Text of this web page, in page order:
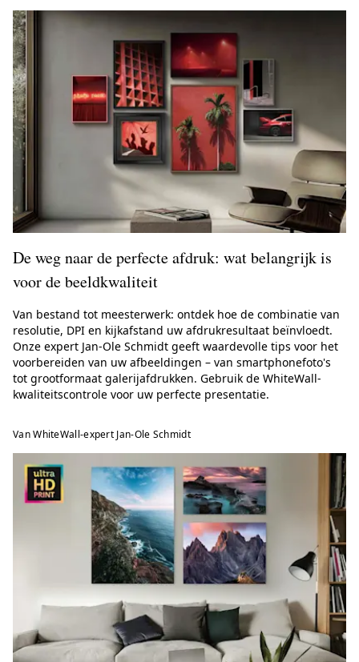
De weg naar de perfecte afdruk: wat belangrijk is
voor de beeldkwaliteit
Van bestand tot meesterwerk: ontdek hoe de combinatie van
resolutie, DPI en kijkafstand uw afdrukresultaat beïnvloedt.
Onze expert Jan-Ole Schmidt geeft waardevolle tips voor het
voorbereiden van uw afbeeldingen – van smartphonefoto's
tot grootformaat galerijafdrukken. Gebruik de WhiteWall-
kwaliteitscontrole voor uw perfecte presentatie.
Van WhiteWall-expert Jan-Ole Schmidt